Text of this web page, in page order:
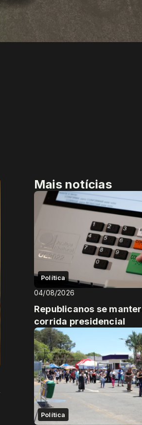
Mais notícias
Política
04/08/2026
Republicanos se
corrida presidencial
Política